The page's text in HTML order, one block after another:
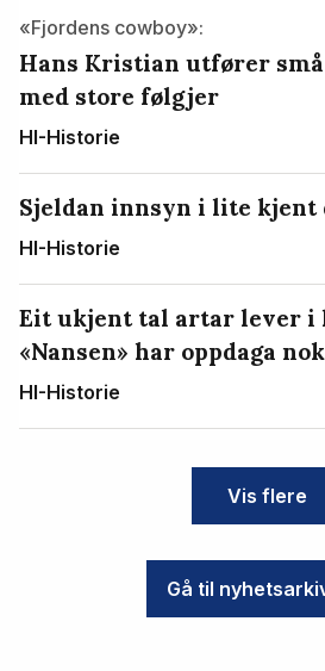
«Fjordens cowboy»:
Hans Kristian utfører
med store følgjer
HI-Historie
Sjeldan innsyn i lite
HI-Historie
Eit ukjent tal artar lever i
«Nansen» har oppdaga
HI-Historie
Vis flere
Gå til